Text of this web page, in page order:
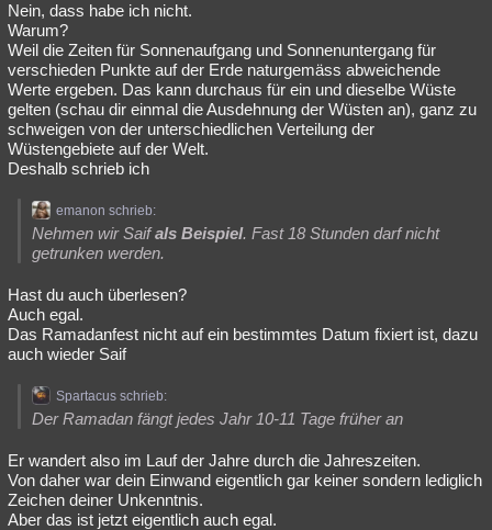
Nein, dass habe ich nicht.
Warum?
Weil die Zeiten für Sonnenaufgang und Sonnenuntergang für
verschieden Punkte auf der Erde naturgemäss abweichende
Werte ergeben. Das kann durchaus für ein und dieselbe Wüste
gelten (schau dir einmal die Ausdehnung der Wüsten an), ganz zu
schweigen von der unterschiedlichen Verteilung der
Wüstengebiete auf der Welt.
Deshalb schrieb ich
emanon schrieb:
Nehmen wir Saifals Beispiel. Fast 18 Stunden darf nicht
getrunken werden.
Hast du auch überlesen?
Auch egal.
Das Ramadanfest nicht auf ein bestimmtes Datum fixiert ist, dazu
auch wieder Saif
Spartacus schrieb:
Der Ramadan fängt jedes Jahr 10-11 Tage früher an
Er wandert also im Lauf der Jahre durch die Jahreszeiten.
Von daher war dein Einwand eigentlich gar keiner sondern lediglich
Zeichen deiner Unkenntnis.
Aber das ist jetzt eigentlich auch egal.